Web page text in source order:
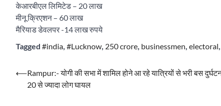
केआरबीएल लिमिटेड – 20 लाख
मीनू क्रिएशन – 60 लाख
मैरियाड डेवलपर -14 लाख रुपये
Tagged #india #Lucknow 250 crore businessmen electoral
Post
navigation
⟵Rampur:- योगी की सभा में शामिल होने आ रहे यात्रियों से भरी बस
20 से ज्यादा लोग घायल